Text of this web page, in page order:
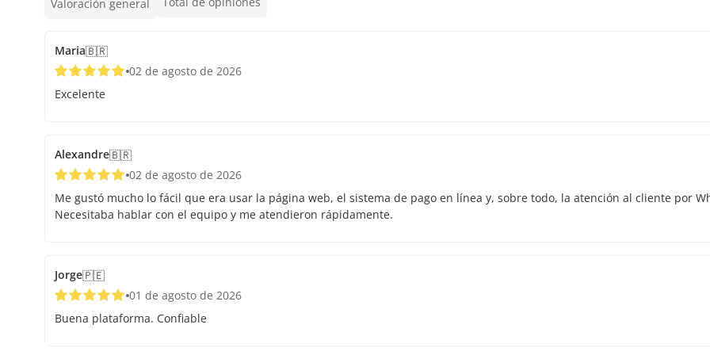
Valoración general
Maria🇧🇷
02 de agosto de 2026
Excelente
Alexandre🇧🇷
02 de agosto de 2026
Me gustó mucho lo fácil que era usar la página web, el sistema de pago en línea y, sobre todo, la atención al cliente por
Necesitaba hablar con el equipo y me atendieron rápidamente.
Jorge🇵🇪
01 de agosto de 2026
Buena plataforma. Confiable